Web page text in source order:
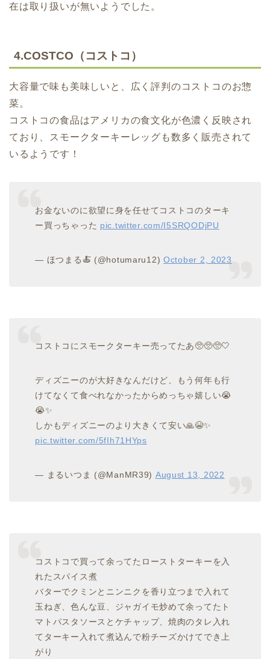
在は取り扱いが無いようでした。
4.COSTCO（コストコ）
大容量で味も美味しいと、広く評判のコストコのお惣
菜。
コストコの食品はアメリカの食文化が色濃く反映され
ており、スモークターキーレッグも数多く販売されて
いるようです！
お金ないのに欲望に身を任せてコストコのターキ
ー買っちゃった pic.twitter.com/I5SRQODjPU
— ほつまる🍝 (@hotumaru12)October 2, 2023
コストコにスモークターキー売ってたあ🥺🥺🥺🤍
ディズニーのが大好きなんだけど、もう何年も行
けてなくて食べれなかったからめっちゃ嬉しい😭
😭✨
しかもディズニーのより大きくて安い🙏😭✨
pic.twitter.com/5fIh71HYps
— まるいつま (@ManMR39) August 13, 2022
コストコで買って余ってたローストターキーを入
れたスパイス煮
バターでクミンとニンニクを香り立つまで入れて
玉ねぎ、色んな豆、ジャガイモ炒めて余ってたト
マトパスタソースとケチャップ、焼肉のタレ入れ
てターキー入れて煮込んで粉チーズかけてでき上
がり